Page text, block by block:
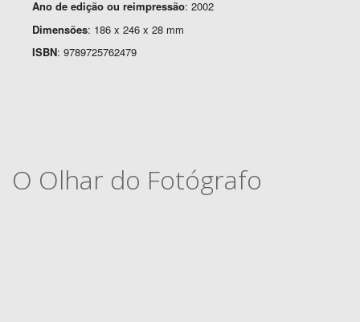
Ano de edição ou reimpressão: 2002
Dimensões: 186 x 246 x 28 mm
ISBN: 9789725762479
O Olhar do Fotógrafo